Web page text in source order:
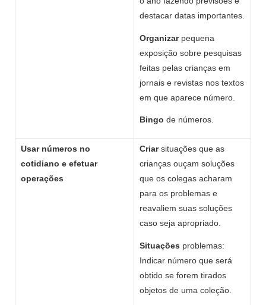
destacar datas importantes.
Organizarpequena
exposição sobre pesquisas
feitas pelas crianças em
jornais e revistas nos textos
em que aparece número.
Bingo de números.
Usar números no
cotidiano e efetuar
operações
Criarsituações que as
crianças ouçam soluções
que os colegas acharam
para os problemas e
reavaliem suas soluções
caso seja apropriado.
Situações problemas:
Indicar número que será
obtido se forem tirados
objetos de uma coleção.